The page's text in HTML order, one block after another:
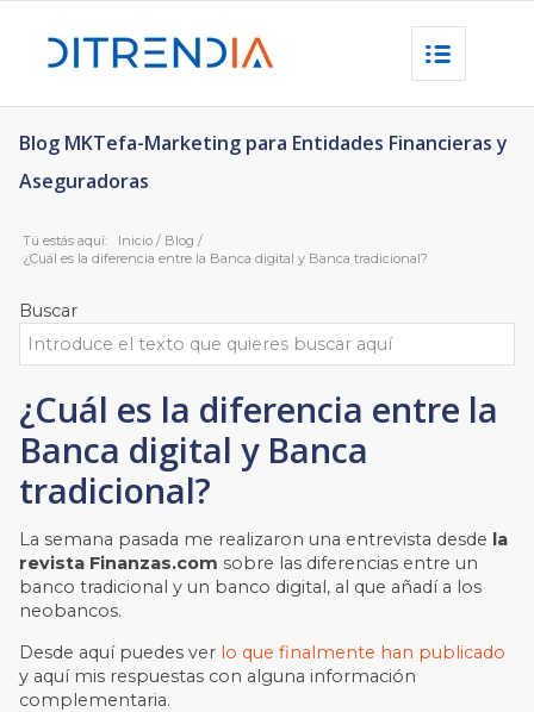
Blog MKTefa-Marketing para Entidades Financieras y
Aseguradoras
Tú estás aquí: Inicio / Blog /
¿Cuál es la diferencia entre la Banca digital y Banca tradicional?
Buscar
¿Cuál es la diferencia entre la
Banca digital y Banca
tradicional?
La semana pasada me realizaron una entrevista desde la
revista Finanzas.com sobre las diferencias entre un
banco tradicional y un banco digital, al que añadí a los
neobancos.
Desde aquí puedes ver lo que finalmente han publicado
y aquí mis respuestas con alguna información
complementaria.